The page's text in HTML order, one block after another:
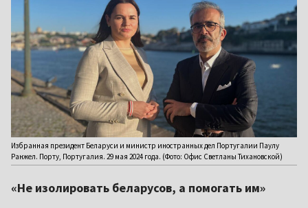
Избранная президент Беларуси и министр иностранных дел Португалии Паулу
Ранжел. Порту, Португалия. 29 мая 2024 года. (Фото: Офис Светланы Тихановской)
«Не изолировать беларусов, а помогать им»